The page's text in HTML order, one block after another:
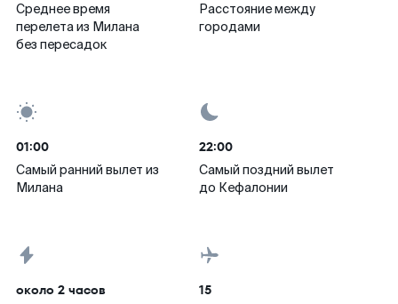
Среднее время
перелета из Милана
без пересадок
Расстояние между
городами
01:00
Самый ранний вылет из
Милана
22:00
Самый поздний вылет
до Кефалонии
около 2 часов 15